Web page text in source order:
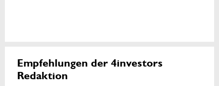
Empfehlungen der 4investors
Redaktion